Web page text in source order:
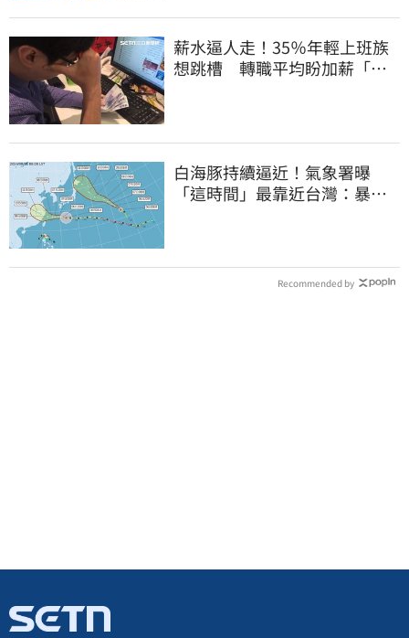
薪水逼人走！35％年輕上班族
想跳槽 轉職平均盼加薪「破
白海豚持續逼近！氣象署曝
「這時間」最靠近台灣：暴風
Recommended by